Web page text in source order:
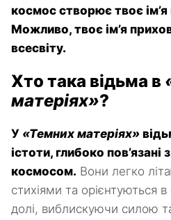
космос створює твоє
Можливо, твоє ім’я
всесвіту.
Хто така відьма в
матеріях»?
У «Темних матеріях»
істоти, глибоко
космосом. Вони легко
стихіями та орієнтуються в
долі, виблискуючи силою